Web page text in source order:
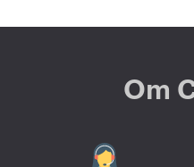
Om